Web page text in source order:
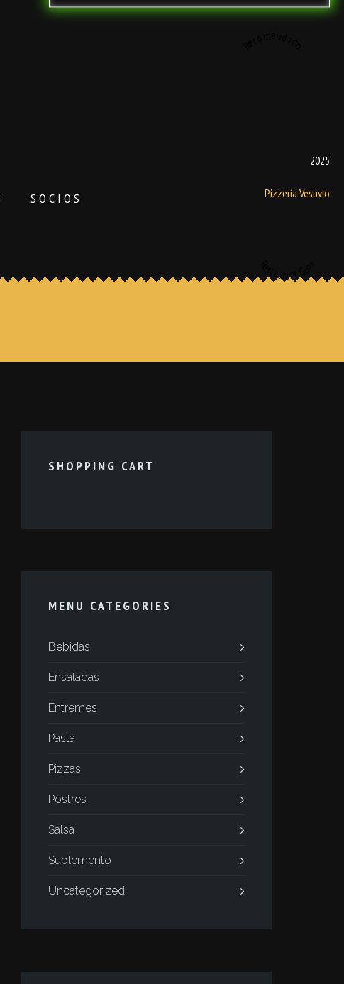
SOCIOS
2025
Pizzería Vesuvio
SHOPPING CART
MENU CATEGORIES
Bebidas
Ensaladas
Entremes
Pasta
Pizzas
Postres
Salsa
Suplemento
Uncategorized